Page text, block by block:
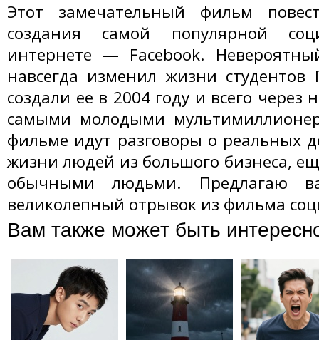
Этот замечательный фильм
создания самой популярной
интернете — Facebook.
навсегда изменил жизни студентов
создали ее в 2004 году и всего через
самыми молодыми
фильме идут разговоры о реальных
жизни людей из большого бизнеса,
обычными людьми. Предлагаю
великолепный отрывок из фильма
Вам также может быть